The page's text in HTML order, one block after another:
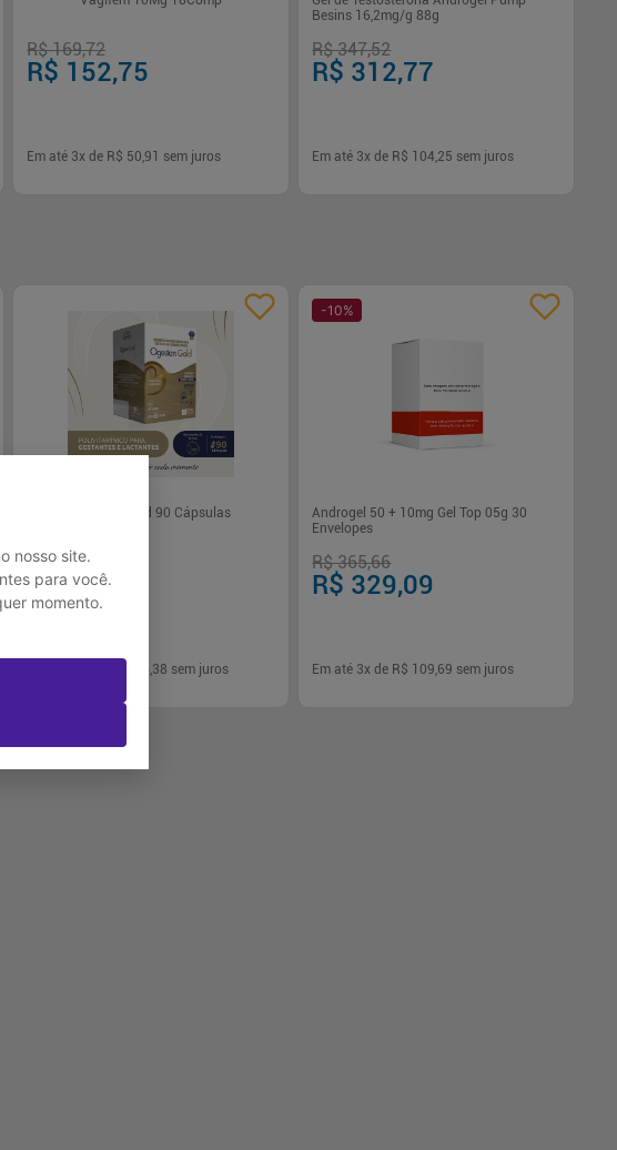
nosso site.
para você.
momento.
R$ 169,72
R$ 152,75
Em até 3x de R$ 50,91 sem juros
Besins 16,2mg/g 88g
R$ 347,52
R$ 312,77
Em até 3x de R$ 104,25 sem juros
Ogestan Gold 90 Cápsulas
R$ 373,15
R$ 124,38 sem juros
-10%
Androgel 50 + 10mg Gel Top 05g 30
Envelopes
R$ 365,66
R$ 329,09
Em até 3x de R$ 109,69 sem juros